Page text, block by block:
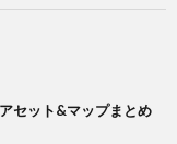
セット&マップまとめ